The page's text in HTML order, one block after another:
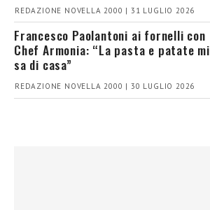
REDAZIONE NOVELLA 2000 | 31 LUGLIO 2026
Francesco Paolantoni ai fornelli con
Chef Armonia: “La pasta e patate mi
sa di casa”
REDAZIONE NOVELLA 2000 | 30 LUGLIO 2026